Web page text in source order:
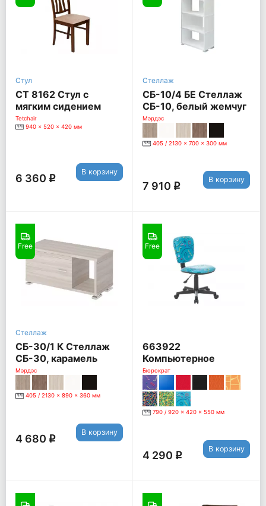
Стул
СТ 8162 Стул с
мягким сидением
[Темный дуб / Ткань
бежевая]
Tetchair
940 x 520 x 420 мм
6 360 q
В корзину
Стеллаж
СБ-10/4 БЕ Стеллаж
СБ-10, белый жемчуг
Мэрдэс
405 / 2130 x 700 x 300 мм
7 910 q
В корзину
Free
Стеллаж
СБ-30/1 К Стеллаж
СБ-30, карамель
Мэрдэс
405 / 2130 x 890 x 360 мм
4 680 q
В корзину
Free
663922
Компьютерное
кресло CH-
204NX/26-28 [26-28
черный]
Бюрократ
790 / 920 x 420 x 550 мм
4 290 q
В корзину